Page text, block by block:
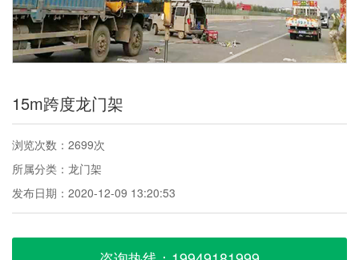
15m跨度龙门架
浏览次数：2699次
所属分类：龙门架
发布日期：2020-12-09 13:20:53